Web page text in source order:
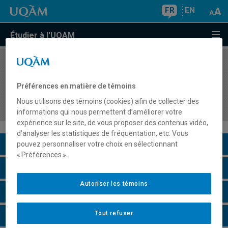
FR EN
Étudier à l'UQAM
COURS//
analyse et création d'un projet pédagogique
novateur
Description du cours
Horaire - Automne 2026
Préférences en matière de témoins
Nous utilisons des témoins (cookies) afin de collecter des
informations qui nous permettent d’améliorer votre
expérience sur le site, de vous proposer des contenus vidéo,
d’analyser les statistiques de fréquentation, etc. Vous
pouvez personnaliser votre choix en sélectionnant
« Préférences ».
Tout refuser
Autoriser les témoins